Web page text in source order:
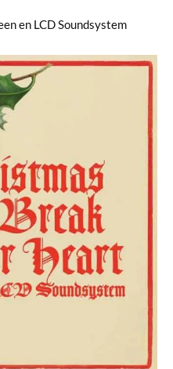
en LCD Soundsystem